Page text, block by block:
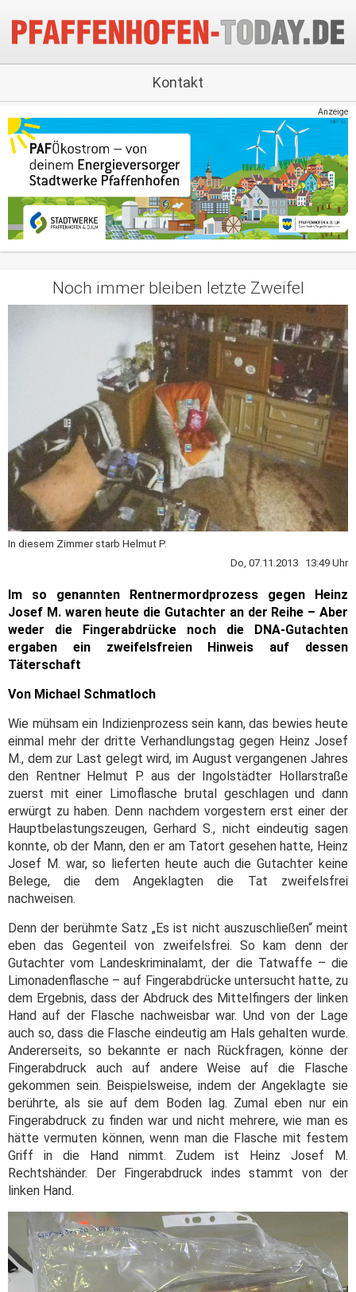
Kontakt
Anzeige
Noch immer bleiben letzte Zweifel
In diesem Zimmer starb Helmut P.
Do, 07.11.2013 13:49 Uhr
Im so genannten Rentnermordprozess gegen Heinz
Josef M. waren heute die Gutachter an der Reihe – Aber
weder die Fingerabdrücke noch die DNA-Gutachten
ergaben ein zweifelsfreien Hinweis auf dessen
Täterschaft
Von Michael Schmatloch
Wie mühsam ein Indizienprozess sein kann, das bewies heute
einmal mehr der dritte Verhandlungstag gegen Heinz Josef
M., dem zur Last gelegt wird, im August vergangenen Jahres
den Rentner Helmut P. aus der Ingolstädter Hollarstraße
zuerst mit einer Limoflasche brutal geschlagen und dann
erwürgt zu haben. Denn nachdem vorgestern erst einer der
Hauptbelastungszeugen, Gerhard S., nicht eindeutig sagen
konnte, ob der Mann, den er am Tatort gesehen hatte, Heinz
Josef M. war, so lieferten heute auch die Gutachter keine
Belege, die dem Angeklagten die Tat zweifelsfrei
nachweisen.
Denn der berühmte Satz „Es ist nicht auszuschließen“ meint
eben das Gegenteil von zweifelsfrei. So kam denn der
Gutachter vom Landeskriminalamt, der die Tatwaffe – die
Limonadenflasche – auf Fingerabdrücke untersucht hatte, zu
dem Ergebnis, dass der Abdruck des Mittelfingers der linken
Hand auf der Flasche nachweisbar war. Und von der Lage
auch so, dass die Flasche eindeutig am Hals gehalten wurde.
Andererseits, so bekannte er nach Rückfragen, könne der
Fingerabdruck auch auf andere Weise auf die Flasche
gekommen sein. Beispielsweise, indem der Angeklagte sie
berührte, als sie auf dem Boden lag. Zumal eben nur ein
Fingerabdruck zu finden war und nicht mehrere, wie man es
hätte vermuten können, wenn man die Flasche mit festem
Griff in die Hand nimmt. Zudem ist Heinz Josef M.
Rechtshänder. Der Fingerabdruck indes stammt von der
linken Hand.